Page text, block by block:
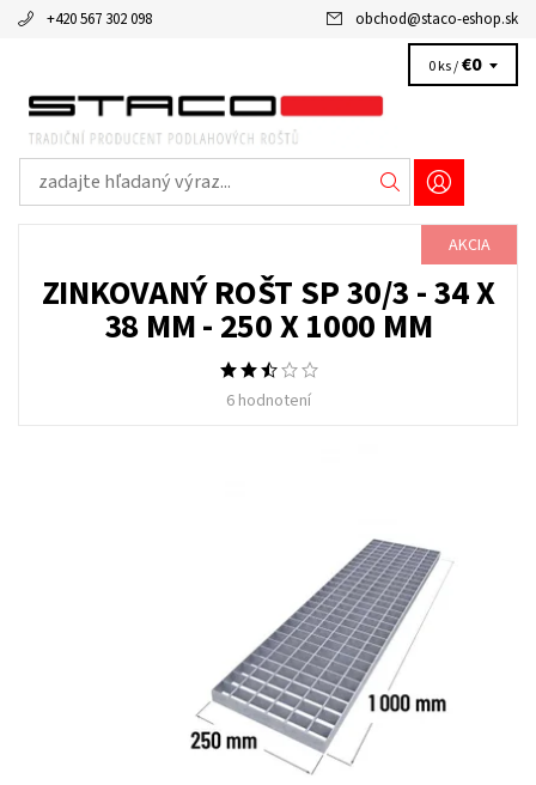
+420 567 302 098 obchod@staco-eshop.sk
0 ks /€0
AKCIA
ZINKOVANÝ ROŠT SP 30/3 - 34 X
38 MM - 250 X 1000 MM
6 hodnotení